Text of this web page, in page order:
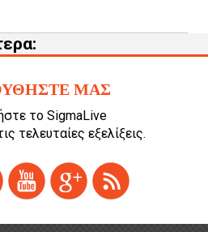
ΜΑΣ
το SigmaLive
τελευταίες εξελίξεις.